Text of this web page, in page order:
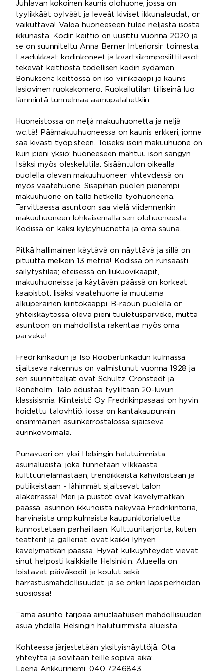
Juhlavan kokoinen kaunis olohuone, jossa on
tyylikkäät pylväät ja leveät kiviset ikkunalaudat, on
vaikuttava! Valoa huoneeseen tulee neljästä isosta
ikkunasta. Kodin keittiö on uusittu vuonna 2020 ja
se on suunniteltu Anna Berner Interiorsin toimesta.
Laadukkaat kodinkoneet ja kvartsikomposiittitasot
tekevät keittiöstä todellisen kodin sydämen.
Bonuksena keittössä on iso viinikaappi ja kaunis
lasiovinen ruokakomero. Ruokailutilan tiiliseinä luo
lämmintä tunnelmaa aamupalahetkiin.
Huoneistossa on neljä makuuhuonetta ja neljä
wc:tä! Päämakuuhuoneessa on kaunis erkkeri, jonne
saa kivasti työpisteen. Toiseksi isoin makuuhuone on
kuin pieni yksiö; huoneeseen mahtuu ison sängyn
lisäksi myös oleskelutila. Sisääntulon oikealla
puolella olevan makuuhuoneen yhteydessä on
myös vaatehuone. Sisäpihan puolen pienempi
makuuhuone on tällä hetkellä työhuoneena.
Tarvittaessa asuntoon saa vielä viidennenkin
makuuhuoneen lohkaisemalla sen olohuoneesta.
Kodissa on kaksi kylpyhuonetta ja oma sauna.
Pitkä hallimainen käytävä on näyttävä ja sillä on
pituutta melkein 13 metriä! Kodissa on runsaasti
säilytystilaa; eteisessä on liukuovikaapit,
makuuhuoneissa ja käytävän päässä on korkeat
kaapistot, lisäksi vaatehuone ja muutama
alkuperäinen kiintokaappi. B-rapun puolella on
yhteiskäytössä oleva pieni tuuletusparveke, mutta
asuntoon on mahdollista rakentaa myös oma
parveke!
Fredrikinkadun ja Iso Roobertinkadun kulmassa
sijaitseva rakennus on valmistunut vuonna 1928 ja
sen suunnittelijat ovat Schultz, Cronstedt ja
Röneholm. Talo edustaa tyyliltään 20-luvun
klassisismia. Kiinteistö Oy Fredrikinpasaasi on hyvin
hoidettu taloyhtiö, jossa on kantakaupungin
ensimmäinen asuinkerrostalossa sijaitseva
aurinkovoimala.
Punavuori on yksi Helsingin halutuimmista
asuinalueista, joka tunnetaan vilkkaasta
kulttuurielämästään, trendikkäistä kahviloistaan ja
putiikeistaan - lähimmät sijaitsevat talon
alakerrassa! Meri ja puistot ovat kävelymatkan
päässä, asunnon ikkunoista näkyvää Fredrikintoria,
harvinaista umpikulmaista kaupunkitorialuetta
kunnostetaan parhaillaan. Kulttuuritarjonta, kuten
teatterit ja galleriat, ovat kaikki lyhyen
kävelymatkan päässä. Hyvät kulkuyhteydet vievät
sinut helposti kaikkialle Helsinkiin. Alueella on
loistavat päiväkodit ja koulut sekä
harrastusmahdollisuudet, ja se onkin lapsiperheiden
suosiossa!
Tämä asunto tarjoaa ainutlaatuisen mahdollisuuden
asua yhdellä Helsingin halutuimmista alueista.
Kohteessa järjestetään yksityisnäyttöjä. Ota
yhteyttä ja sovitaan teille sopiva aika:
Leena Ankkuriniemi, 040 7246843,